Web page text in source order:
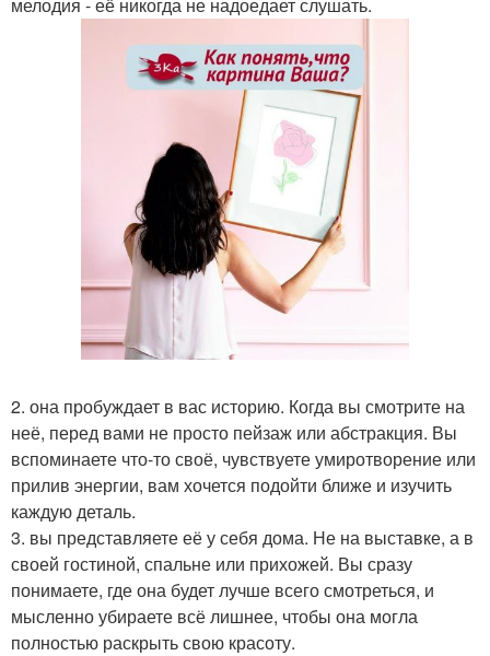
2. она пробуждает в вас историю. Когда вы смотрите на
неё, перед вами не просто пейзаж или абстракция. Вы
вспоминаете что-то своё, чувствуете умиротворение или
прилив энергии, вам хочется подойти ближе и изучить
каждую деталь.
3. вы представляете её у себя дома. Не на выставке, а в
своей гостиной, спальне или прихожей. Вы сразу
понимаете, где она будет лучше всего смотреться, и
мысленно убираете всё лишнее, чтобы она могла
полностью раскрыть свою красоту.